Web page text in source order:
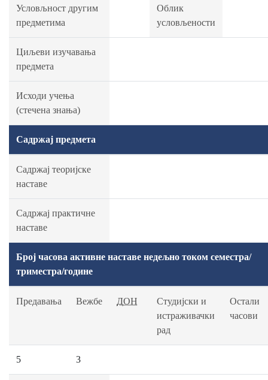
Условљност другим
предметима
Облик
условљености
Циљеви изучавања
предмета
Исходи учења
(стечена знања)
Садржај предмета
Садржај теоријске
наставе
Садржај практичне
наставе
Број часова активне наставе недељно током семестра/
триместра/године
Предавања Вежбе ДОН
Студијски и
истраживачки
рад
Остали
часови
5 3